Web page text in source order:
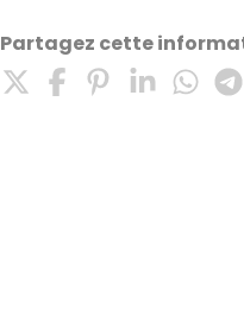
Partagez cette